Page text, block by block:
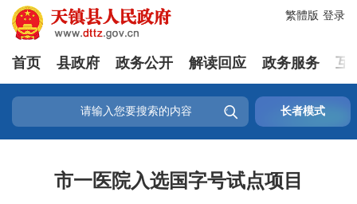
登录
繁體版
首页 县政府 政务公开 解读回应 政务服务 互
 长者模式
市一医院入选国字号试点项目